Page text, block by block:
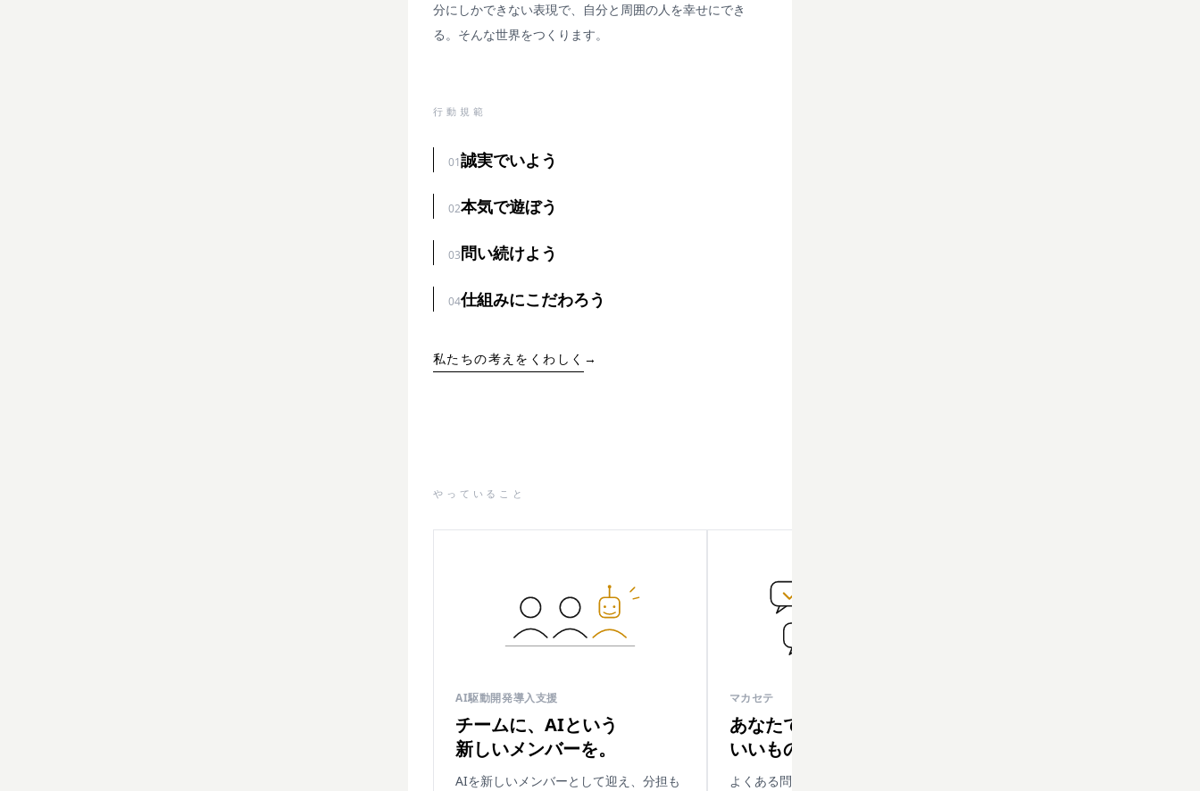
分にしかできない表現で、自分と周囲の人を幸せにでき
る。そんな世界をつくります。
行動規範
01誠実でいよう
02本気で遊ぼう
03問い続けよう
04仕組みにこだわろう
私たちの考えをくわしく →
やっていること
AI駆動開発導入支援
チームに、AIという
新しいメンバーを。
AIを新しいメンバーとして迎え、分担も
マカセテ
あなたでなくても
いいものは、マカセテ。
よくある問い合わせの裏側を引き受け